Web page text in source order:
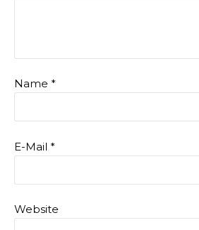
Name *
E-Mail *
Website